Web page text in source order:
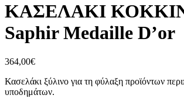
ΚΑΣΕΛΑΚΙ
Saphir Medaille D’or
364,00€
Κασελάκι ξύλινο για τη φύλαξη προϊόντων
υποδημάτων.